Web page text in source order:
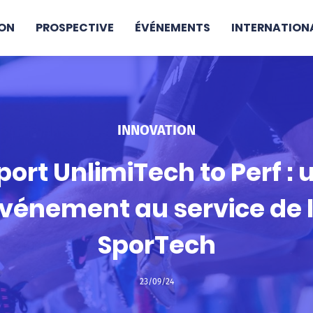
PROSPECTIVE ÉVÉNEMENTS
INNOVATION
UnlimiTech to Perf :
au service de
SporTech
23/09/24